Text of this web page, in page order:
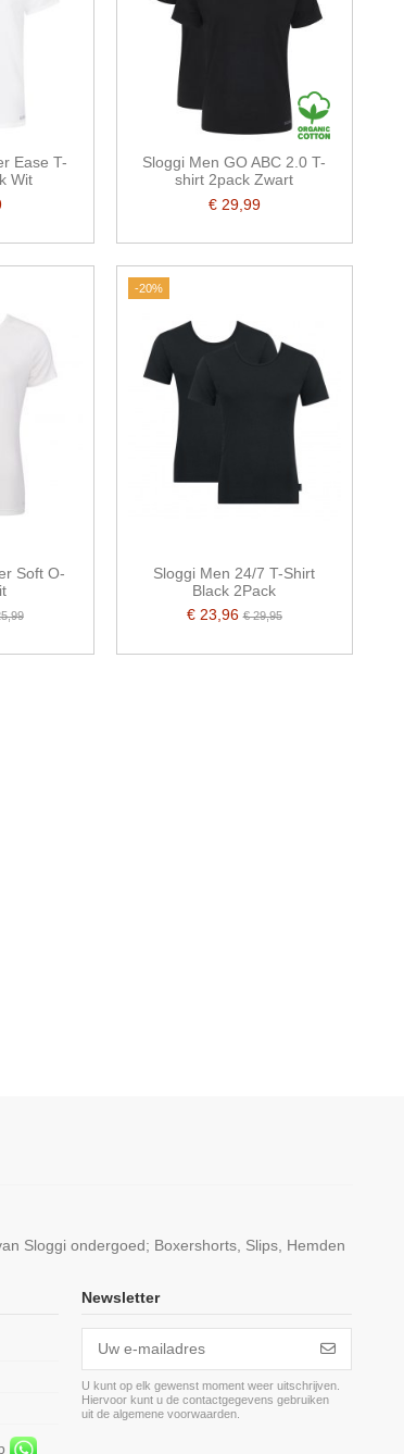
Ease T-
Wit
Sloggi Men GO ABC 2.0 T-
shirt 2pack Zwart
€ 29,99
Soft O-
-20%
Sloggi Men 24/7 T-Shirt
Black 2Pack
€ 23,96€ 29,95
Sloggi ondergoed; Boxershorts, Slips, Hemden
Newsletter
U kunt op elk gewenst moment weer uitschrijven.
Hiervoor kunt u de contactgegevens gebruiken
uit de algemene voorwaarden.